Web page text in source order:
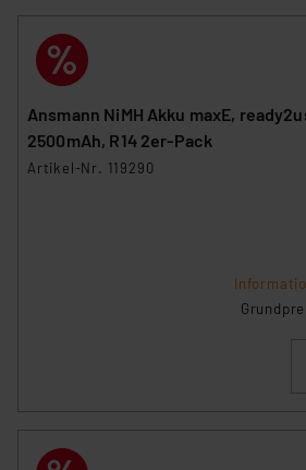
Überwachungsprogrammen
hiergegen Klagemöglichkeiten für
Unsere Kooperation mit diesen
sich auf die
Europäischen Kommission sowie
Beurteilung der mit der
Ansmann NiMH Akku maxE,
2500mAh, R14 2er-Pack
Artikel-Nr. 119290